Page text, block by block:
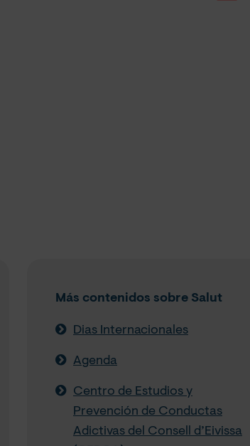
Más contenidos sobre Salut
Dias Internacionales
Agenda
Centro de Estudios y
Prevención de Conductas
Adictivas del Consell d’Eivissa